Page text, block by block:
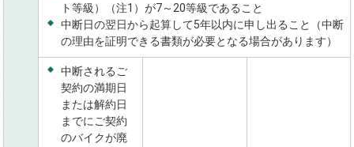
ト等級）（注1）が7～20等級であること
中断日の翌日から起算して5年以内に申し出ること（中断
の理由を証明できる書類が必要となる場合があります）
中断されるご
契約の満期日
または解約日
までにご契約
のバイクが廃